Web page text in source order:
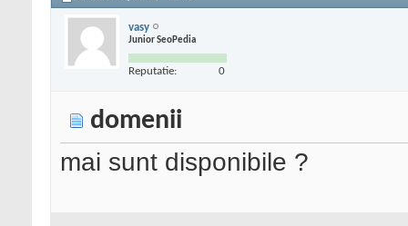
vasy
Junior SeoPedia
Reputatie: 0
domenii
mai sunt disponibile ?